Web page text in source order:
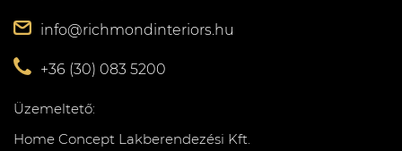
info@richmondinteriors.hu
+36 (30) 083 5200
Üzemeltető:
Home Concept Lakberendezési Kft.